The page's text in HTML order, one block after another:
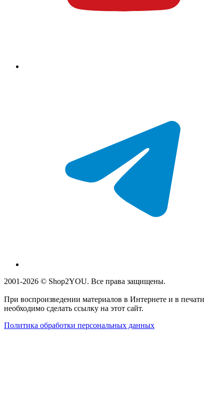
2001-2026 © Shop2YOU. Все права защищены.
При воспроизведении материалов в Интернете и в печати
необходимо сделать ссылку на этот сайт.
Политика обработки персональных данных